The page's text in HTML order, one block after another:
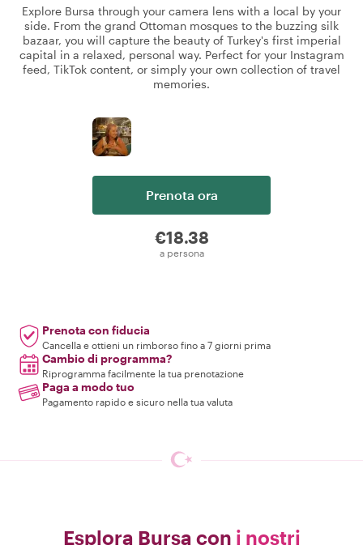
Explore Bursa through your camera lens with a local by your
side. From the grand Ottoman mosques to the buzzing silk
bazaar, you will capture the beauty of Turkey's first imperial
capital in a relaxed, personal way. Perfect for your Instagram
feed, TikTok content, or simply your own collection of travel
memories.
Prenota ora
€18.38
a persona
Prenota con fiducia
Cancella e ottieni un rimborso fino a 7 giorni prima
Cambio di programma?
Riprogramma facilmente la tua prenotazione
Paga a modo tuo
Pagamento rapido e sicuro nella tua valuta
Esplora Bursa con i nostri